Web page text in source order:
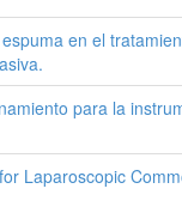
en el
para la
Laparoscopic